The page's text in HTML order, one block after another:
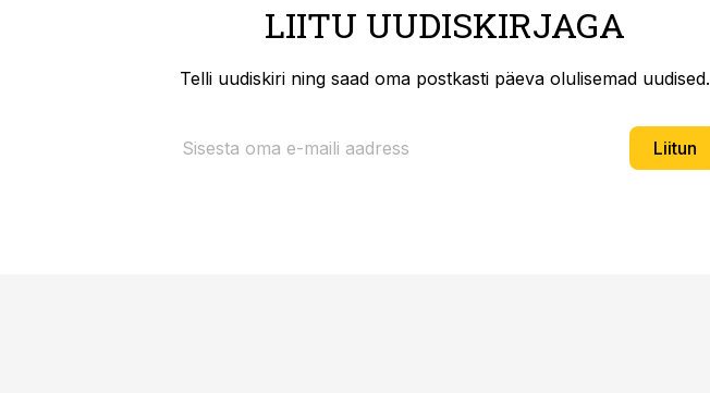
LIITU UUDISKIRJAGA
Telli uudiskiri ning saad oma postkasti päeva olulisemad uudised.
Liitun